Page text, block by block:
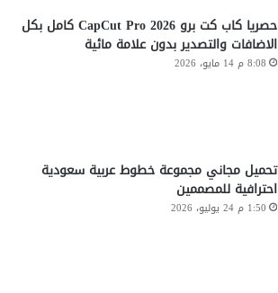
حصريا كاب كت برو CapCut Pro 2026 كامل بكل
الاضافات والتصدير بدون علامة مائية
8:08 م 14 مايو، 2026
تحميل مجاني مجموعة خطوط عربية سعودية
احترافية للمصممين
1:50 م 24 يوليو، 2026